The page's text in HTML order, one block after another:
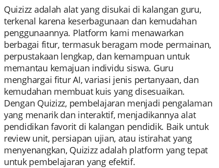
Quizizz adalah alat yang disukai di kalangan guru,
terkenal karena keserbagunaan dan kemudahan
penggunaannya. Platform kami menawarkan
berbagai fitur, termasuk beragam mode permainan,
perpustakaan lengkap, dan kemampuan untuk
memantau kemajuan individu siswa. Guru
menghargai fitur AI, variasi jenis pertanyaan, dan
kemudahan membuat kuis yang disesuaikan.
Dengan Quizizz, pembelajaran menjadi pengalaman
yang menarik dan interaktif, menjadikannya alat
pendidikan favorit di kalangan pendidik. Baik untuk
review unit, persiapan ujian, atau istirahat yang
menyenangkan, Quizizz adalah platform yang tepat
untuk pembelajaran yang efektif.